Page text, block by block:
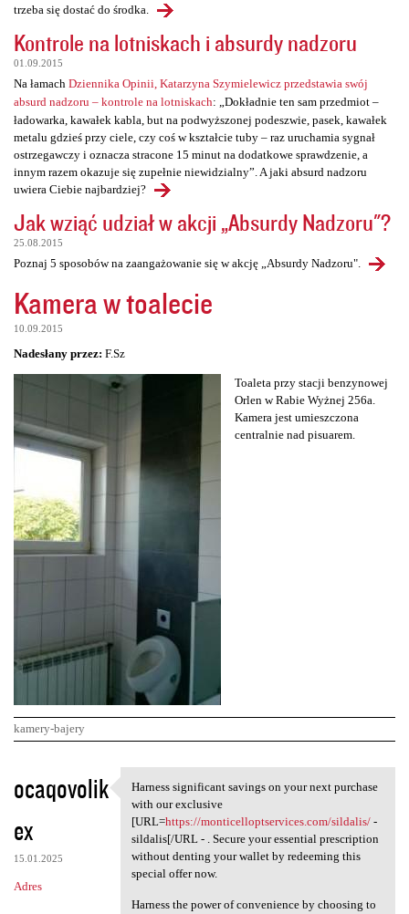
trzeba się dostać do środka.
Kontrole na lotniskach i absurdy nadzoru
01.09.2015
Na łamach Dziennika Opinii, Katarzyna Szymielewicz przedstawia swój
absurd nadzoru – kontrole na lotniskach: „Dokładnie ten sam przedmiot –
ładowarka, kawałek kabla, but na podwyższonej podeszwie, pasek, kawałek
metalu gdzieś przy ciele, czy coś w kształcie tuby – raz uruchamia sygnał
ostrzegawczy i oznacza stracone 15 minut na dodatkowe sprawdzenie, a
innym razem okazuje się zupełnie niewidzialny”. A jaki absurd nadzoru
uwiera Ciebie najbardziej?
Jak wziąć udział w akcji „Absurdy Nadzoru"?
25.08.2015
Poznaj 5 sposobów na zaangażowanie się w akcję „Absurdy Nadzoru".
Kamera w toalecie
10.09.2015
Nadesłany przez: F.Sz
Toaleta przy stacji benzynowej
Orlen w Rabie Wyżnej 256a.
Kamera jest umieszczona
centralnie nad pisuarem.
kamery-bajery
K
o
m
e
n
ocaqovolik
ex
15.01.2025
Adres
Harness significant savings
Harness significant savings on your next purchase
with our exclusive
[URL=https://monticelloptservices.com/sildalis/-
sildalis[/URL - . Secure your essential prescription
without denting your wallet by redeeming this
special offer now.
Harness the power of convenience by choosing to